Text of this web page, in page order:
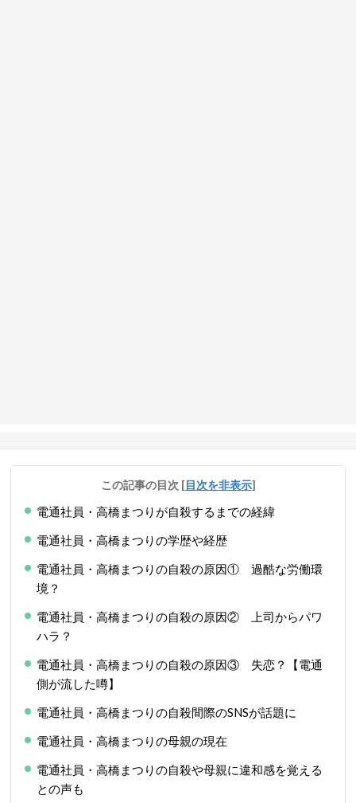
この記事の目次 [目次を非表示]
電通社員・高橋まつりが自殺するまでの経緯
電通社員・高橋まつりの学歴や経歴
電通社員・高橋まつりの自殺の原因① 過酷な労働環
境？
電通社員・高橋まつりの自殺の原因② 上司からパワ
ハラ？
電通社員・高橋まつりの自殺の原因③ 失恋？【電通
側が流した噂】
電通社員・高橋まつりの自殺間際のSNSが話題に
電通社員・高橋まつりの母親の現在
電通社員・高橋まつりの自殺や母親に違和感を覚える
との声も